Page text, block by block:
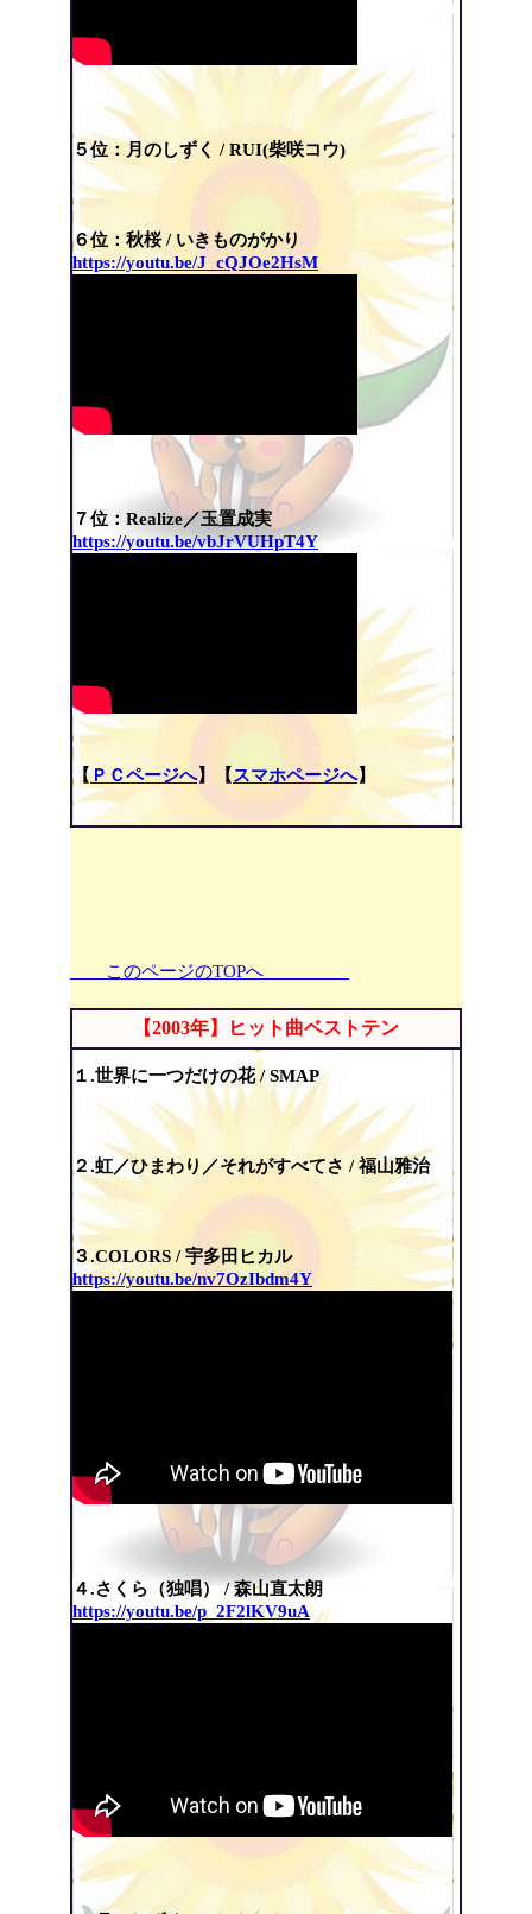
５位：月のしずく / RUI(柴咲コウ)
６位：秋桜 / いきものがかり
https://youtu.be/J_cQJOe2HsM
７位：Realize／玉置成実
https://youtu.be/vbJrVUHpT4Y
【ＰＣページへ】【 スマホページへ】
このページのTOPへ
【2003年】ヒット曲ベストテン
１.世界に一つだけの花 / SMAP
２.虹／ひまわり／それがすべてさ / 福山雅治
３.COLORS / 宇多田ヒカル
https://youtu.be/nv7OzIbdm4Y
４.さくら（独唱） / 森山直太朗
https://youtu.be/p_2F2lKV9uA